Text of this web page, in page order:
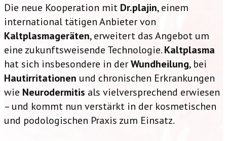
Die neue Kooperation mit Dr.plajin, einem
international tätigen Anbieter von
Kaltplasmageräten, erweitert das Angebot um
eine zukunftsweisende Technologie.Kaltplasma
hat sich insbesondere in derWundheilung, bei
Hautirritationen und chronischen Erkrankungen
wie Neurodermitis als vielversprechend erwiesen
– und kommt nun verstärkt in der kosmetischen
und podologischen Praxis zum Einsatz.